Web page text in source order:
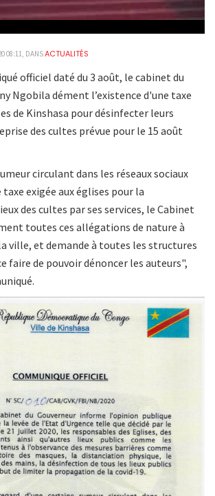
08:11, DANSACTUALITÉS
officiel daté du 3 août, le cabinet du
Ngobila dément l’existence d'une taxe
de Kinshasa pour désinfecter leurs
des cultes prévue pour le 15 août
circulant dans les réseaux sociaux
exigée aux églises pour la
des cultes par ses services, le Cabinet
toutes ces allégations de nature à
ville, et demande à toutes les structures
faire de pouvoir dénoncer les auteurs",